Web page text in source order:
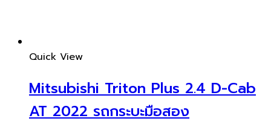
Quick View
Mitsubishi Triton Plus 2.4 D-Cab
AT 2022 รถกระบะมือสอง